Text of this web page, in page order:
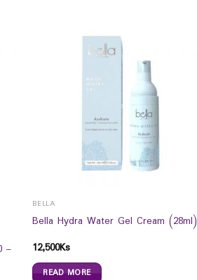
–
BELLA
Bella Hydra Water Gel Cream (28ml)
12,500Ks
READ MORE